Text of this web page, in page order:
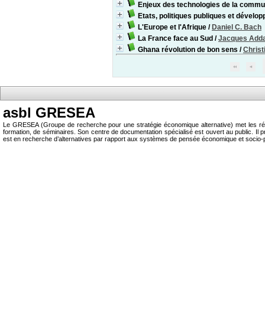
Enjeux des technologies de la
Etats, politiques publiques et
L'Europe et l'Afrique / Daniel C. Bach
La France face au Sud /Jacques
Ghana révolution de bon sens /
asbl GRESEA
Le GRESEA (Groupe de recherche pour une stratégie économique alternative) met les
formation, de séminaires. Son centre de documentation spécialisé est ouvert au public.
est en recherche d’alternatives par rapport aux systèmes de pensée économique et socio-